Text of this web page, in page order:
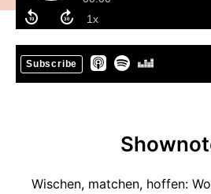
Subscribe
Wischen, matchen, hoffen: